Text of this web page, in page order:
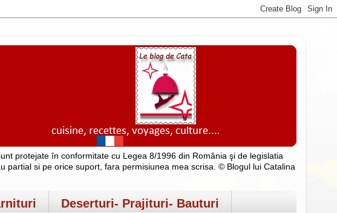
protejate în conformitate cu Legea 8/1996 din România şi de legislatia
si pe orice suport, fara permisiunea mea scrisa. © Blogul lui Catalina
Deserturi- Prajituri- Bauturi